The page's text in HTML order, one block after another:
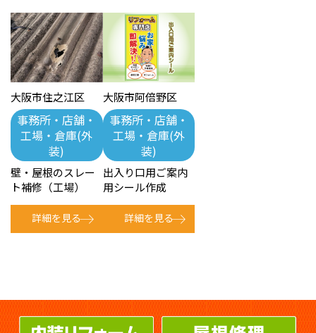
大阪市住之江区
事務所・店舗・
工場・倉庫(外
装)
壁・屋根のスレー
ト補修（工場）
詳細を見る
大阪市阿倍野区
事務所・店舗・
工場・倉庫(外
装)
出入り口用ご案内
用シール作成
詳細を見る